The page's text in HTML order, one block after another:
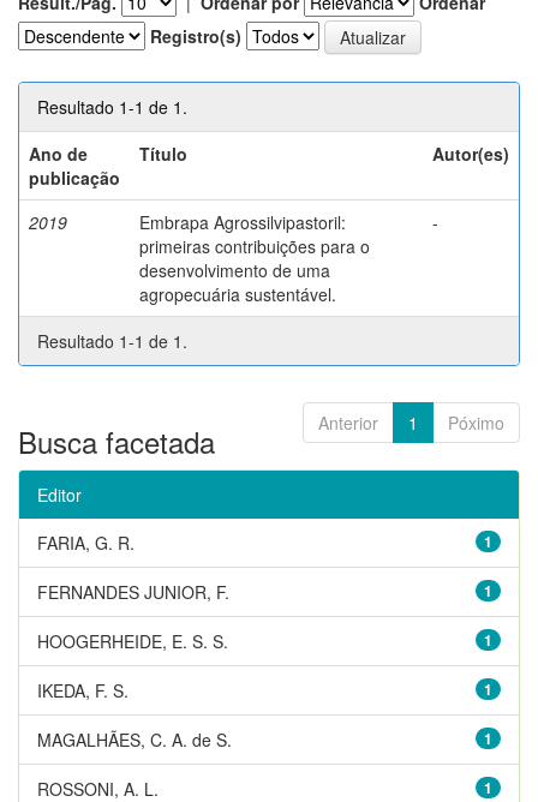
Registro(s)
Resultado 1-1 de 1.
Ano de
publicação
Título Autor(es)
2019
Embrapa Agrossilvipastoril:
primeiras contribuições para o
desenvolvimento de uma
agropecuária sustentável.
-
Resultado 1-1 de 1.
Anterior 1 Póximo
Busca facetada
Editor
1
FARIA, G. R.
1
FERNANDES JUNIOR, F.
1
HOOGERHEIDE, E. S. S.
1
IKEDA, F. S.
1
MAGALHÃES, C. A. de S.
1
ROSSONI, A. L.